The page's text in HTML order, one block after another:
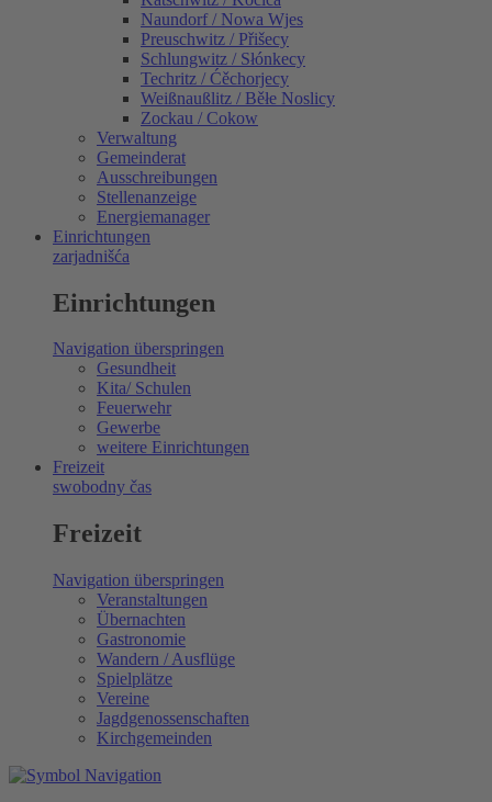
Naundorf / Nowa Wjes
Preuschwitz / Přišecy
Schlungwitz / Słónkecy
Techritz / Ćěchorjecy
Weißnaußlitz / Běłe Noslicy
Zockau / Cokow
Verwaltung
Gemeinderat
Ausschreibungen
Stellenanzeige
Energiemanager
Einrichtungen
zarjadnišća
Einrichtungen
Navigation überspringen
Gesundheit
Kita/ Schulen
Feuerwehr
Gewerbe
weitere Einrichtungen
Freizeit
swobodny čas
Freizeit
Navigation überspringen
Veranstaltungen
Übernachten
Gastronomie
Wandern / Ausflüge
Spielplätze
Vereine
Jagdgenossenschaften
Kirchgemeinden